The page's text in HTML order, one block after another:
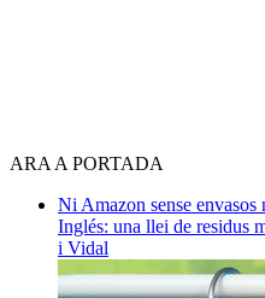
ARA A PORTADA
Ni Amazon sense envasos
Inglés: una llei de residus
i Vidal